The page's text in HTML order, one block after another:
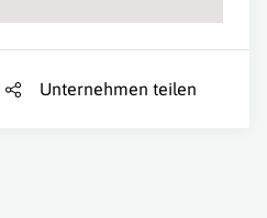
Unternehmen teilen